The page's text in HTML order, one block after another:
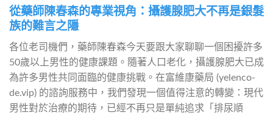
從藥師陳春森的專業視角：攝護腺肥大不再是銀髮
族的難言之隱
各位老司機們，藥師陳春森今天要跟大家聊聊一個困擾許多
50歲以上男性的健康課題。隨著人口老化，攝護腺肥大已成
為許多男性共同面臨的健康挑戰。在富維康藥局 (yelenco-
de.vip) 的諮詢服務中，我們發現一個值得注意的轉變：現代
男性對於治療的期待，已經不再只是單純追求「排尿順